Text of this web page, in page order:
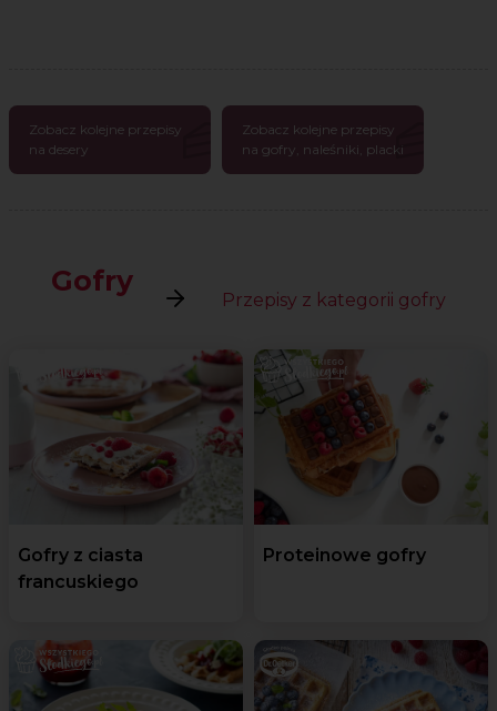
Zobacz kolejne przepisy
na desery
Zobacz kolejne przepisy
na gofry, naleśniki, placki
Gofry
Przepisy z kategorii gofry
Gofry z ciasta
francuskiego
Proteinowe gofry